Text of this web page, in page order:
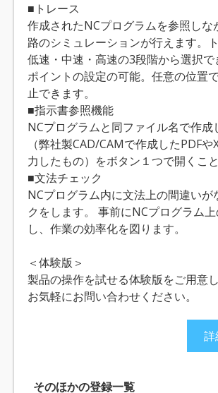
■トレース
作成されたNCプログラムを参照しな
路のシミュレーションが行えます。
低速・中速・高速の3段階から選択で
ポイントの設定の可能。任意の位置
止できます。
■指示書参照機能
NCプログラムと同ファイル名で作成
（弊社製CAD/CAMで作成したPDFや
力したもの）をボタン１つで開くこと
■文法チェック
NCプログラム内に文法上の間違いが
クをします。 事前にNCプログラム
し、作業の効率化を図ります。
＜体験版＞
製品の操作を試せる体験版をご用意
お気軽にお問い合わせください。
詳
そのほかの登録一覧